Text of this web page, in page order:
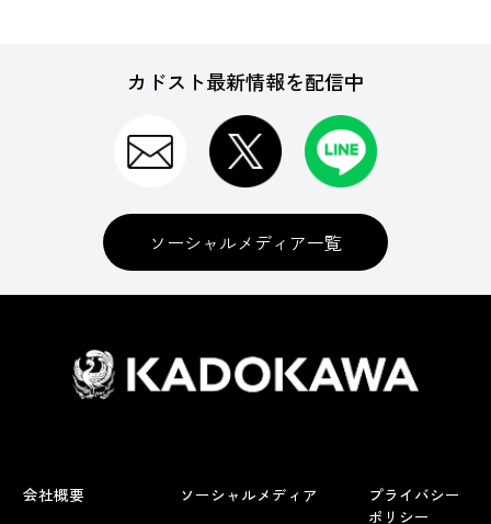
カドスト最新情報を配信中
ソーシャルメディア一覧
会社概要
ソーシャルメディア
プライバシー
ポリシー